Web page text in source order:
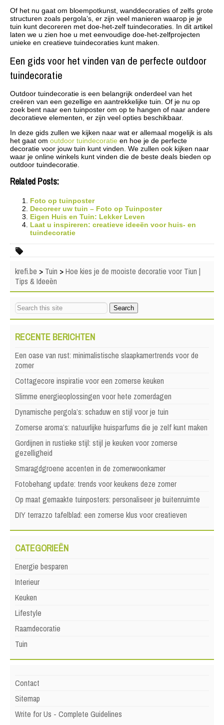
Of het nu gaat om bloempotkunst, wanddecoraties of zelfs grote
structuren zoals pergola’s, er zijn veel manieren waarop je je
tuin kunt decoreren met doe-het-zelf tuindecoraties. In dit artikel
laten we u zien hoe u met eenvoudige doe-het-zelfprojecten
unieke en creatieve tuindecoraties kunt maken.
Een gids voor het vinden van de perfecte outdoor
tuindecoratie
Outdoor tuindecoratie is een belangrijk onderdeel van het
creëren van een gezellige en aantrekkelijke tuin. Of je nu op
zoek bent naar een tuinposter om op te hangen of naar andere
decoratieve elementen, er zijn veel opties beschikbaar.
In deze gids zullen we kijken naar wat er allemaal mogelijk is als
het gaat om outdoor tuindecoratie en hoe je de perfecte
decoratie voor jouw tuin kunt vinden. We zullen ook kijken naar
waar je online winkels kunt vinden die de beste deals bieden op
outdoor tuindecoratie.
Related Posts:
Foto op tuinposter
Decoreer uw tuin – Foto op Tuinposter
Eigen Huis en Tuin: Lekker Leven
Laat u inspireren: creatieve ideeën voor huis- en
tuindecoratie
krefi.be > Tuin >Hoe kies je de mooiste decoratie voor Tiun |
Tips & Ideeën
RECENTE BERICHTEN
Een oase van rust: minimalistische slaapkamertrends voor de
zomer
Cottagecore inspiratie voor een zomerse keuken
Slimme energieoplossingen voor hete zomerdagen
Dynamische pergola’s: schaduw en stijl voor je tuin
Zomerse aroma’s: natuurlijke huisparfums die je zelf kunt maken
Gordijnen in rustieke stijl: stijl je keuken voor zomerse
gezelligheid
Smaragdgroene accenten in de zomerwoonkamer
Fotobehang update: trends voor keukens deze zomer
Op maat gemaakte tuinposters: personaliseer je buitenruimte
DIY terrazzo tafelblad: een zomerse klus voor creatieven
CATEGORIEËN
Energie besparen
Interieur
Keuken
Lifestyle
Raamdecoratie
Tuin
Contact
Sitemap
Write for Us - Complete Guidelines